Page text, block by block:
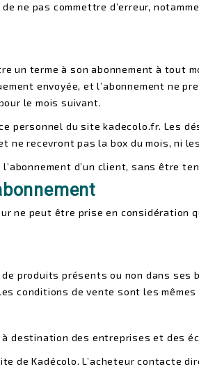
ne pas commettre d’erreur,
un terme à son abonnement à tout
envoyée, et l’abonnement ne
le mois suivant.
personnel du site kadecolo.fr. Les
ne recevront pas la box du mois, ni
d’un client, sans être
ne peut être prise en
produits présents ou non dans ses
conditions de vente sont les mêmes
destination des entreprises et des
de Kadécolo. L’acheteur contacte